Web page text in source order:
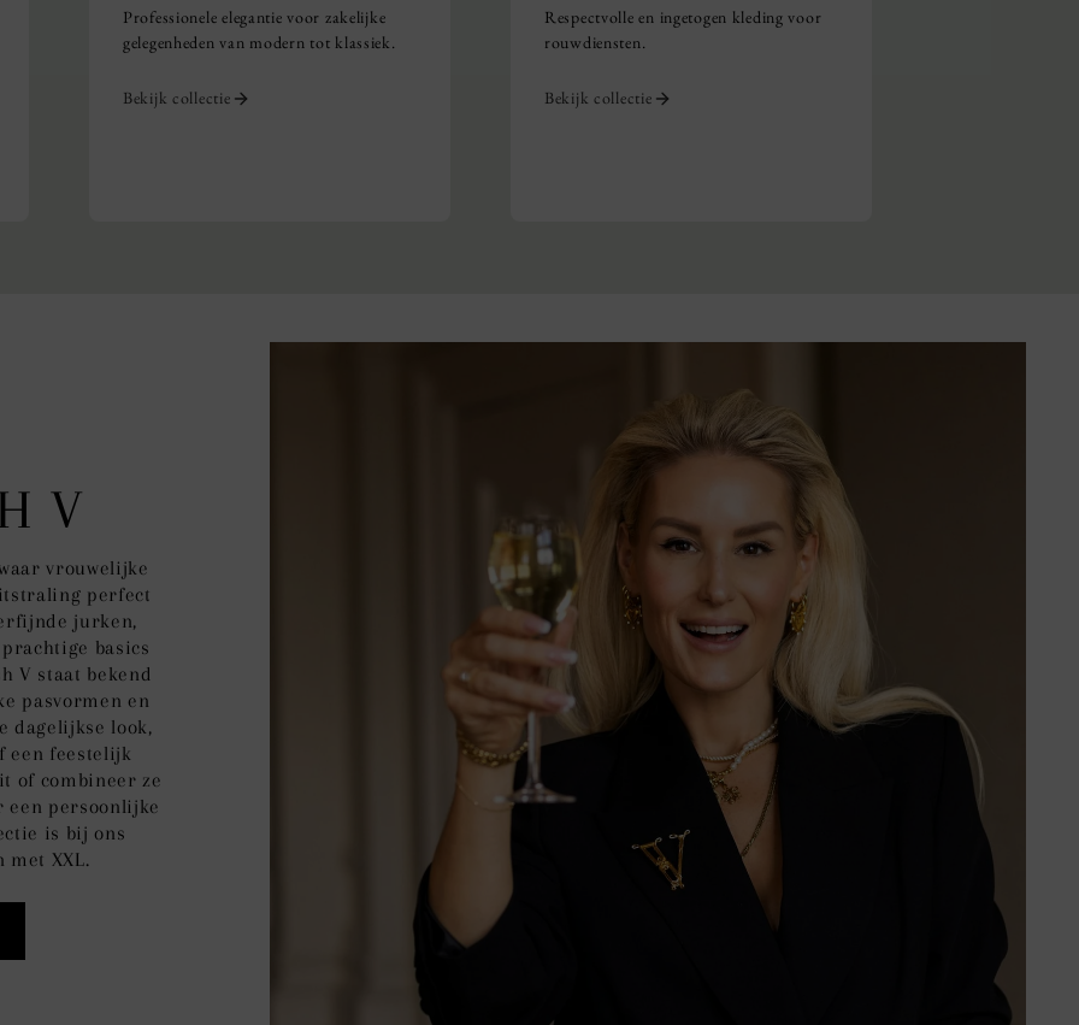
Professionele elegantie voor zakelijke
gelegenheden van modern tot klassiek.
Bekijk collectie
Respectvolle en ingetogen kleding voor
rouwdiensten.
Bekijk collectie
V
vrouwelijke
perfect
jurken,
basics
V staat bekend
pasvormen en
dagelijkse look,
een feestelijk
of combineer ze
een persoonlijke
is bij ons
met XXL.